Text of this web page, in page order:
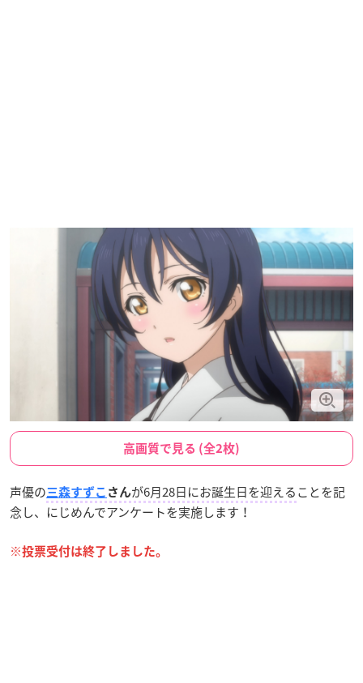
高画質で見る (全2枚)
声優の三森すずこ さんが6月28日にお誕生日を迎えることを記
念し、にじめんでアンケートを実施します！
※投票受付は終了しました。